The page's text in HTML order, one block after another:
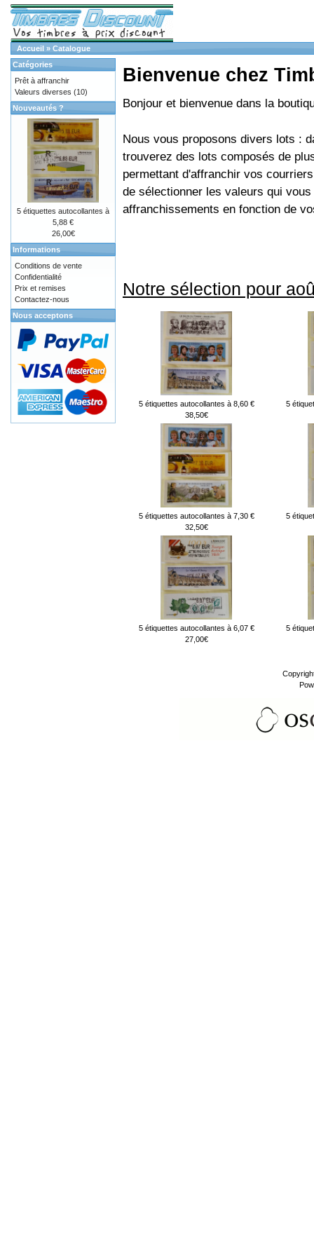
Accueil » Catalogue
Bienvenue chez
Bonjour et bienvenue dans la
Nous vous proposons divers lots :
trouverez des lots composés de
permettant d'affranchir vos
de sélectionner les valeurs qui
affranchissements en fonction de
Notre sélection pour
5 étiquettes autocollantes à 8,60 €
38,50€
5
5 étiquettes autocollantes à 7,30 €
32,50€
5
5 étiquettes autocollantes à 6,07 €
27,00€
5
Catégories
Prêt à affranchir
Valeurs diverses (10)
Nouveautés ?
5 étiquettes autocollantes à
5,88 €
26,00€
Informations
Conditions de vente
Confidentialité
Prix et remises
Contactez-nous
Nous acceptons